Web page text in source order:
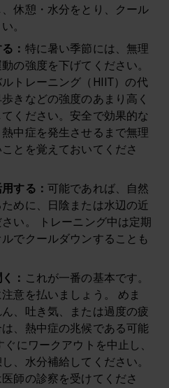
休憩・水分をとり、クール
。
： 特に暑い季節には、無理
の強度を下げてください。
トレーニング（HIIT）の代
きなどの強度のあまり高く
ください。安全で効果的な
熱中症を発生させるまで無理
とを覚えておいてくださ
する ： 可能であれば、自然
めに、日陰または水辺の近
い。 トレーニング中は定期
でクールダウンすることも
： これが一番の基本です。
意を払いましょう。 めま
、吐き気、または過度の疲
、熱中症の兆候である可能
にワークアウトを中止し、
、水分補給してください。
師の診察を受けてくださ